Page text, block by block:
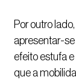
Por outro
apresentar-
efeito estufa
que a